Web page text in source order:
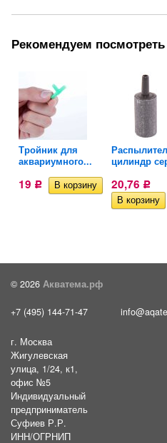
Рекомендуем посмотреть
Тройник для
аквариумного...
19 Р
цилиндр
20,76 Р
© 2026 Акватема.рф
+7 (495) 144-71-47
г. Москва
Жигулевская
улица, 1/24, к1,
офис №5
Индивидуальный
предприниматель
Суфиев Р.Р.
ИНН/ОГРНИП